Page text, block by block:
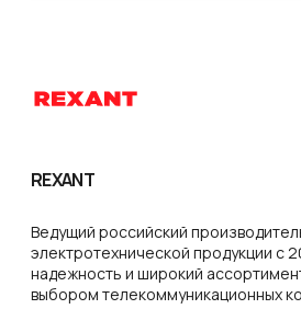
REXANT
Ведущий российский
электротехнической продукции с
надежность и широкий
выбором телекоммуникационных